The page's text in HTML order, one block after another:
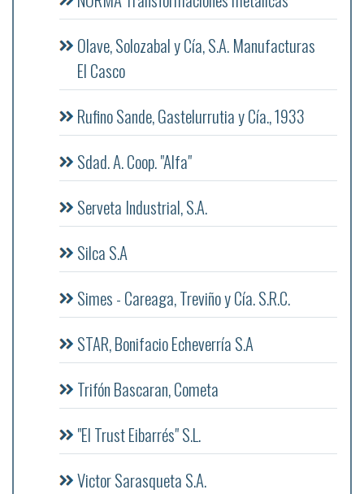
Olave, Solozabal y Cía, S.A. Manufacturas
El Casco
Rufino Sande, Gastelurrutia y Cía., 1933
Sdad. A. Coop. "Alfa"
Serveta Industrial, S.A.
Silca S.A
Simes - Careaga, Treviño y Cía. S.R.C.
STAR, Bonifacio Echeverría S.A
Trifón Bascaran, Cometa
"El Trust Eibarrés" S.L.
Victor Sarasqueta S.A.